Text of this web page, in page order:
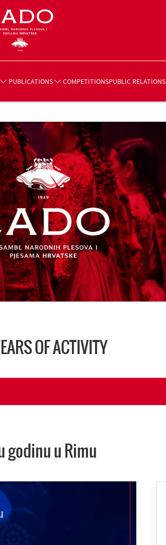
PUBLICATIONS COMPETITIONSPUBLIC RELATIONS
OF ACTIVITY
godinu u Rimu